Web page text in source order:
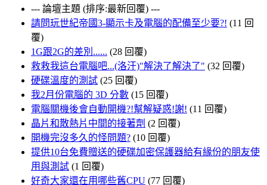
--- 論壇主題 (排序:最新回覆) ---
請問玩世紀帝國3-顯示卡及電腦的配備至少要?! (11 回
覆)
1G跟2G的差別...... (28 回覆)
救救我這台電腦吧...(洛汗)"解決了解決了" (32 回覆)
硬碟溫度的測試 (25 回覆)
我2月份電腦的 3D 分數 (15 回覆)
電腦關機後會自動開機?!幫解疑惑!謝! (11 回覆)
晶片和散熱片中間的接著劑 (2 回覆)
開機完沒多久的怪問題? (10 回覆)
提供10台免費贈送的硬碟加密保護器給有緣份的朋友使
用與測試 (1 回覆)
好奇大家還在用哪些舊CPU (77 回覆)